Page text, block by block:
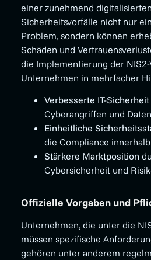
einer zunehmend
Sicherheitsvorfälle nicht nur
Problem, sondern können
Schäden und
die Implementierung der
Unternehmen in mehrfacher
Verbesserte IT-Sicherheit
Cyberangriffen und
Einheitliche
die Compliance
Stärkere Marktposition
Cybersicherheit und
Offizielle Vorgaben und
Unternehmen, die unter die
müssen spezifische
gehören unter anderem